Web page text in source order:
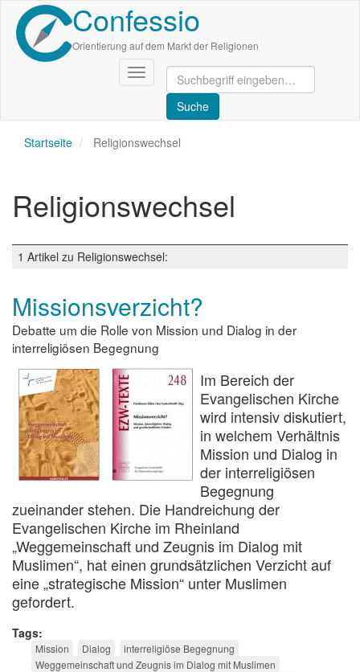
Direkt
zum
Inhalt
Confessio
Orientierung auf dem Markt der Religionen
Navigation
aktivieren/deaktivieren
Startseite Religionswechsel
Religionswechsel
1 Artikel zu Religionswechsel:
Missionsverzicht?
Debatte um die Rolle von Mission und Dialog in der
interreligiösen Begegnung
Im Bereich der
Evangelischen Kirche
wird intensiv diskutiert,
in welchem Verhältnis
Mission und Dialog in
der interreligiösen
Begegnung
zueinander stehen. Die Handreichung der
Evangelischen Kirche im Rheinland
„Weggemeinschaft und Zeugnis im Dialog mit
Muslimen“, hat einen grundsätzlichen Verzicht auf
eine „strategische Mission“ unter Muslimen
gefordert.
Tags
Mission Dialog
interreligiöse Begegnung
Weggemeinschaft und Zeugnis im Dialog mit Muslimen